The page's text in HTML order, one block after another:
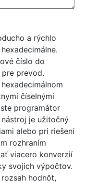
a rýchlo
číslo do
prevod.
číselnými
programátor
je užitočný
alebo pri riešení
rozhraním
viacero konverzií
svojich výpočtov.
hodnôt,